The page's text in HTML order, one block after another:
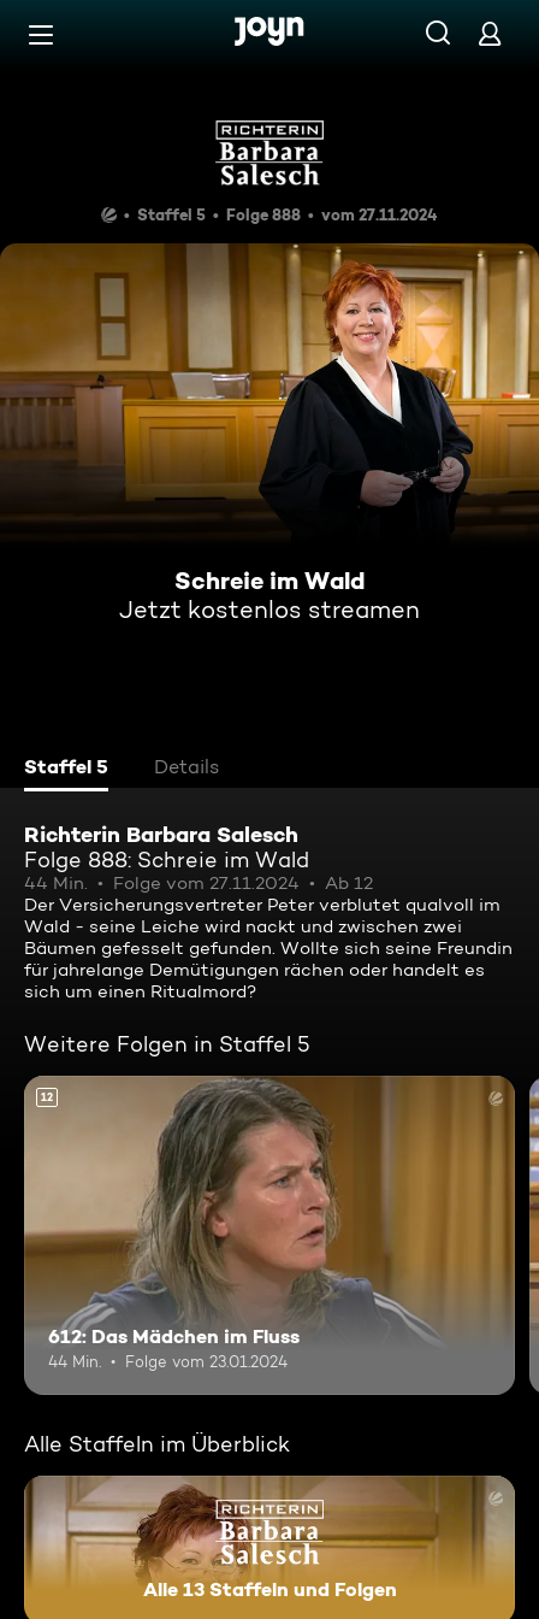
Zum Inhalt springen
Schreie im Wald
Staffel 5 Folge 888 vom 27.11.2024
Schreie im Wald
Jetzt kostenlos streamen
Staffel 5 Details
Richterin Barbara Salesch
Folge 888: Schreie im Wald
44 Min. Folge vom 27.11.2024
Ab 12
Der Versicherungsvertreter Peter verblutet qualvoll im
Wald - seine Leiche wird nackt und zwischen zwei
Bäumen gefesselt gefunden. Wollte sich seine Freundin
für jahrelange Demütigungen rächen oder handelt es
sich um einen Ritualmord?
Weitere Folgen in Staffel 5
12
612: Das Mädchen im Fluss
44 Min. Folge vom 23.01.2024
Alle Staffeln im Überblick
Alle 13 Staffeln und Folgen